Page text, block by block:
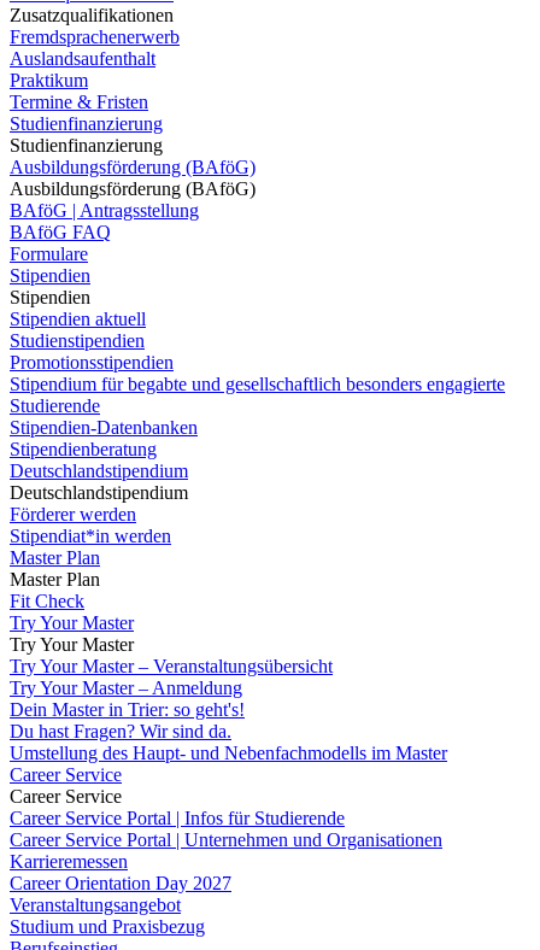
Zusatzqualifikationen
Fremdsprachenerwerb
Auslandsaufenthalt
Praktikum
Termine & Fristen
Studienfinanzierung
Studienfinanzierung
Ausbildungsförderung (BAföG)
Ausbildungsförderung (BAföG)
BAföG | Antragsstellung
BAföG FAQ
Formulare
Stipendien
Stipendien
Stipendien aktuell
Studienstipendien
Promotionsstipendien
Stipendium für begabte und gesellschaftlich besonders engagierte
Studierende
Stipendien-Datenbanken
Stipendienberatung
Deutschlandstipendium
Deutschlandstipendium
Förderer werden
Stipendiat*in werden
Master Plan
Master Plan
Fit Check
Try Your Master
Try Your Master
Try Your Master – Veranstaltungsübersicht
Try Your Master – Anmeldung
Dein Master in Trier: so geht's!
Du hast Fragen? Wir sind da.
Umstellung des Haupt- und Nebenfachmodells im Master
Career Service
Career Service
Career Service Portal | Infos für Studierende
Career Service Portal | Unternehmen und Organisationen
Karrieremessen
Career Orientation Day 2027
Veranstaltungsangebot
Studium und Praxisbezug